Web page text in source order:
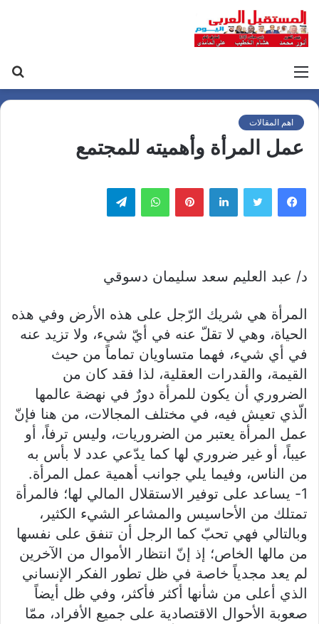
اهم المقالات
عمل المرأة وأهميته للمجتمع
لينكدإن بينتيريست واتساب
د/ عبد العليم سعد سليمان دسوقي
المرأة هي شريك الرّجل على هذه الأرض وفي هذه
الحياة، وهي لا تقلّ عنه في أيّ شيء، ولا تزيد عنه
في أي شيء، فهما متساويان تماماً من حيث
القيمة، والقدرات العقلية، لذا فقد كان من
الضروري أن يكون للمرأة دورٌ في نهضة عالمها
الّذي تعيش فيه، في مختلف المجالات، من هنا فإنّ
عمل المرأة يعتبر من الضروريات، وليس ترفاً، أو
عيباً، أو غير ضروري لها كما يدّعي عدد لا بأس به
من الناس، وفيما يلي جوانب أهمية عمل المرأة.
1- يساعد على توفير الاستقلال المالي لها؛ فالمرأة
تمتلك من الأحاسيس والمشاعر الشيء الكثير،
وبالتالي فهي تحبّ كما الرجل أن تنفق على نفسها
من مالها الخاص؛ إذ إنّ انتظار الأموال من الآخرين
لم يعد مجدياً خاصة في ظل تطور الفكر الإنساني
الذي أعلى من شأنها أكثر فأكثر، وفي ظل أيضاً
صعوبة الأحوال الاقتصادية على جميع الأفراد، ممّا